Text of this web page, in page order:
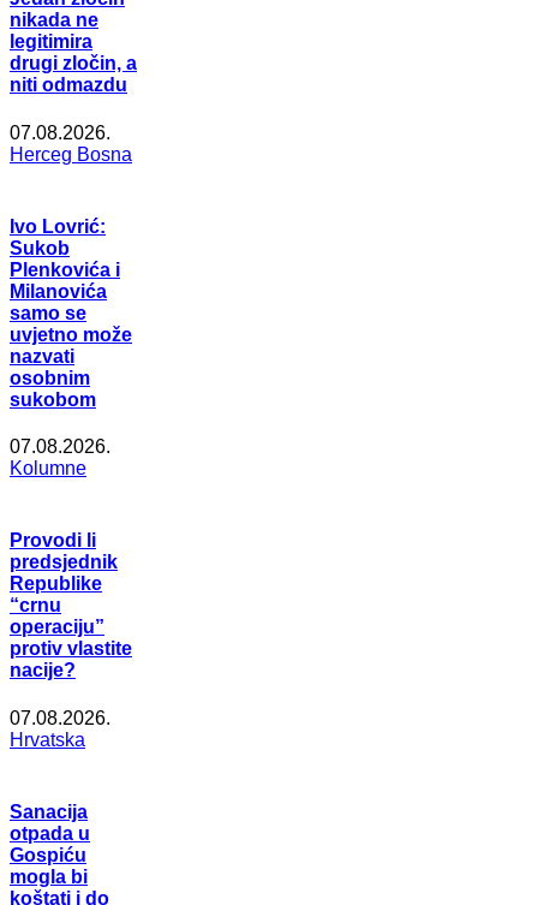
nikada ne
legitimira
drugi zločin, a
niti odmazdu
07.08.2026.
Herceg Bosna
Ivo Lovrić:
Sukob
Plenkovića i
Milanovića
samo se
uvjetno može
nazvati
osobnim
sukobom
07.08.2026.
Kolumne
Provodi li
predsjednik
Republike
“crnu
operaciju”
protiv vlastite
nacije?
07.08.2026.
Hrvatska
Sanacija
otpada u
Gospiću
mogla bi
koštati i do